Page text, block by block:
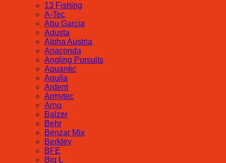
13 Fishing
A-Tec
Abu Garcia
Adusta
Alpha Austria
Anaconda
Angling Pursuits
Aquantic
Aquila
Ardent
Armytec
Arno
Balzer
Behr
Benzar Mix
Berkley
BFE
Big L